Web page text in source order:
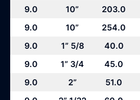
9.0
10” 203.0
9.0
10” 254.0
9.0
1” 5/8 40.0
9.0
1” 3/4 45.0
9.0
2” 51.0